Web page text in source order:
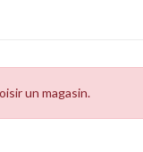
un magasin.